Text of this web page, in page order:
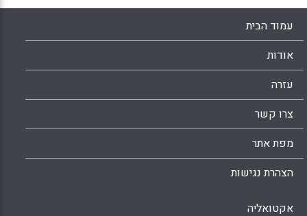
עמוד הבית
אודות
עזרה
צרו קשר
מפת אתר
הצהרת נגישות
אקטואליה